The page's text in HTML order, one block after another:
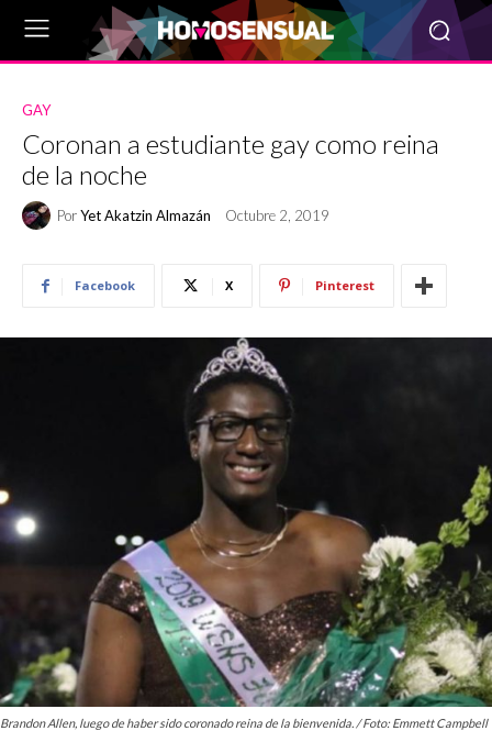
GAY
Coronan a estudiante gay como reina
de la noche
PorYet Akatzin Almazán Octubre 2, 2019
Facebook X Pinterest
Brandon Allen, luego de haber sido coronado reina de la bienvenida. / Foto: Emmett Campbell